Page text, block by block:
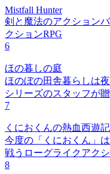
Mistfall Hunter
剣と魔法のアクション
クションRPG
6
ほの暮しの庭
ほのぼの田舎暮らしは
シリーズのスタッフが
7
くにおくんの熱血西遊
今度の「くにおくん」
戦うローグライクアクシ
8